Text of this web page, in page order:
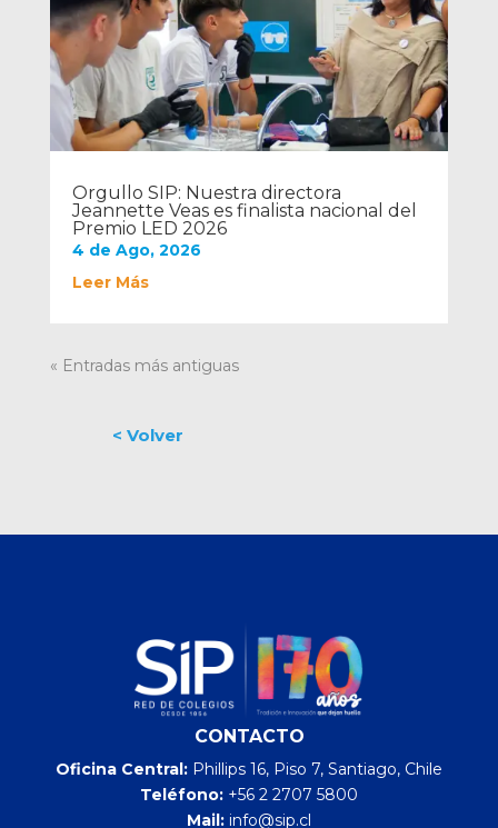
Orgullo SIP: Nuestra directora
Jeannette Veas es finalista nacional del
Premio LED 2026
4 de Ago, 2026
Leer Más
« Entradas más antiguas
CONTACTO
Oficina Central: Phillips 16, Piso 7, Santiago, Chile
Teléfono: +56 2 2707 5800
Mail: info@sip.cl